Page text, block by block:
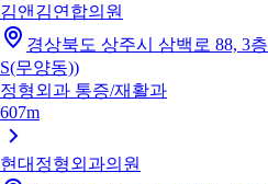
김앤김연합의원
경상북도 상주시 삼백로 88, 3
S(무양동))
정형외과 통증/재활과
607m
현대정형외과의원